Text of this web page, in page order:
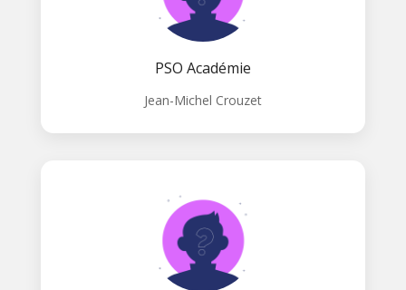
PSO Académie
Jean-Michel Crouzet